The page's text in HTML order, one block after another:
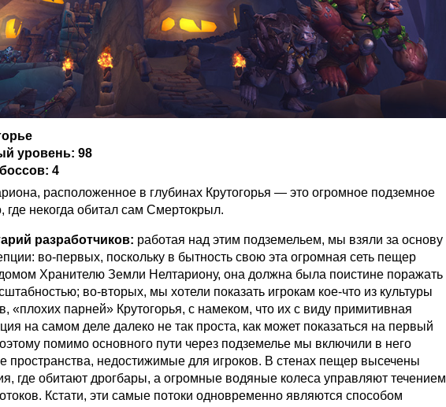
уровень: 98
4
расположенное в глубинах Крутогорья — это огромное подземное
где некогда обитал сам Смертокрыл.
разработчиков: работая над этим подземельем, мы взяли за основу
во-первых, поскольку в бытность свою эта огромная сеть пещер
Хранителю Земли Нелтариону, она должна была поистине поражать
во-вторых, мы хотели показать игрокам кое-что из культуры
«плохих парней» Крутогорья, с намеком, что их с виду примитивная
на самом деле далеко не так проста, как может показаться на первый
помимо основного пути через подземелье мы включили в него
пространства, недостижимые для игроков. В стенах пещер высечены
где обитают дрогбары, а огромные водяные колеса управляют течением
Кстати, эти самые потоки одновременно являются способом